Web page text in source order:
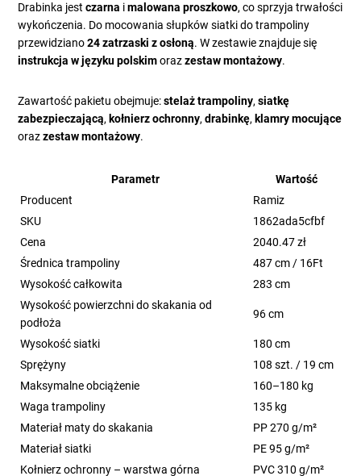
Drabinka jestczarna imalowana proszkowo, co sprzyja trwałości
wykończenia. Do mocowania słupków siatki do trampoliny
przewidziano24 zatrzaski z osłoną. W zestawie znajduje się
instrukcja w języku polskimorazzestaw montażowy.
Zawartość pakietu obejmuje:stelaż trampoliny,siatkę
zabezpieczającą, kołnierz ochronny,drabinkę, klamry mocujące
orazzestaw montażowy.
Parametr
Wartość
Producent
Ramiz
SKU
1862ada5cfbf
Cena
2040.47 zł
Średnica trampoliny
487 cm / 16Ft
Wysokość całkowita
283 cm
Wysokość powierzchni do skakania od
podłoża
96 cm
Wysokość siatki
180 cm
Sprężyny
108 szt. / 19 cm
Maksymalne obciążenie
160–180 kg
Waga trampoliny
135 kg
Materiał maty do skakania
PP 270 g/m²
Materiał siatki
PE 95 g/m²
Kołnierz ochronny – warstwa górna
PVC 310 g/m²